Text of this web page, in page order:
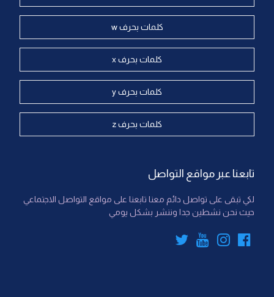
كلمات بحرف w
كلمات بحرف x
كلمات بحرف y
كلمات بحرف z
تابعنا عبر مواقع التواصل
لكي تبقى على تواصل دائم معنا تابعنا على مواقع التواصل الاجتماعي
حيث نحن نشطين جدا وننشر بشكل يومي